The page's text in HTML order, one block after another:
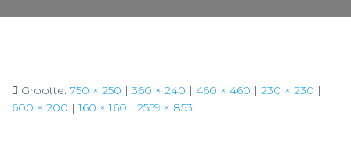
Grootte: 750 × 250 | 360 × 240 | 460 × 460 | 230 × 230 |
600 × 200 | 160 × 160 | 2559 × 853